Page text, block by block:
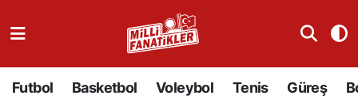
Futbol Basketbol Voleybol Tenis Güreş